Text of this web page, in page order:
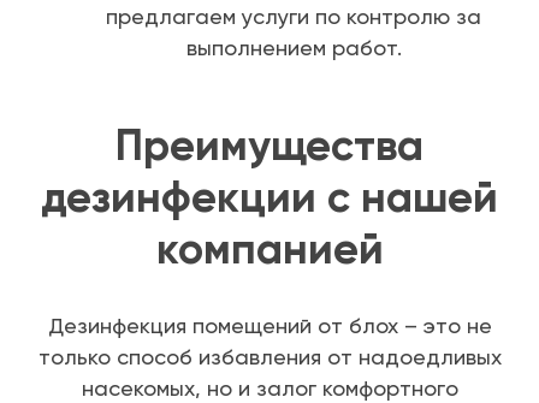
предлагаем услуги по контролю за
выполнением работ.
Преимущества
дезинфекции с нашей
компанией
Дезинфекция помещений от блох – это не
только способ избавления от надоедливых
насекомых, но и залог комфортного